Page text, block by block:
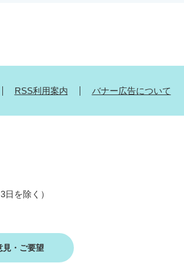
RSS利用案内 バナー広告について
日を除く）
見・ご要望